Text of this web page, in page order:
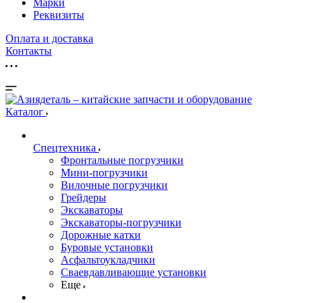
Марки
Реквизиты
Оплата и доставка
Контакты
Каталог
Спецтехника
Фронтальные погрузчики
Мини-погрузчики
Вилочные погрузчики
Грейдеры
Экскаваторы
Экскаваторы-погрузчики
Дорожные катки
Буровые установки
Асфальтоукладчики
Сваевдавливающие установки
Еще